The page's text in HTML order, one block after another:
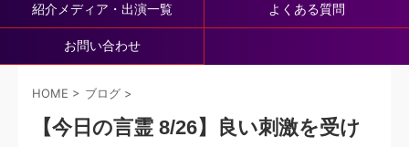
紹介メディア・出演一覧 よくある質問
お問い合わせ
HOME > ブログ >
【今日の言霊 8/26】良い刺激を受け